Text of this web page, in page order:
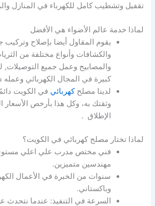
تقفيل وتشطيب كامل للكهرباء في المنازل
لماذا خدمة عالم الأضواء هي الأفضل
يقوم المقاول أيضا بإصلاح وتركيب
والكشافات وأنواع مختلفة من
والمصابيح وعمل جميع التوصيلات,
كبيرة في المجال الكهربائي وعمله
لدينا مصلحكهربائي في الكويت
وثقتك به، وكل هذا بأرخص الأسعار
الإطلاق .
لماذا تختار مصلح كهربائي في الكويت؟
فني مختص مدرب علي اعلي
مهندسين متميزين.
سنوات من الخبرة في الأعمال
وباكستاني.
السرعة في التنفيذ: عندما نتحدث